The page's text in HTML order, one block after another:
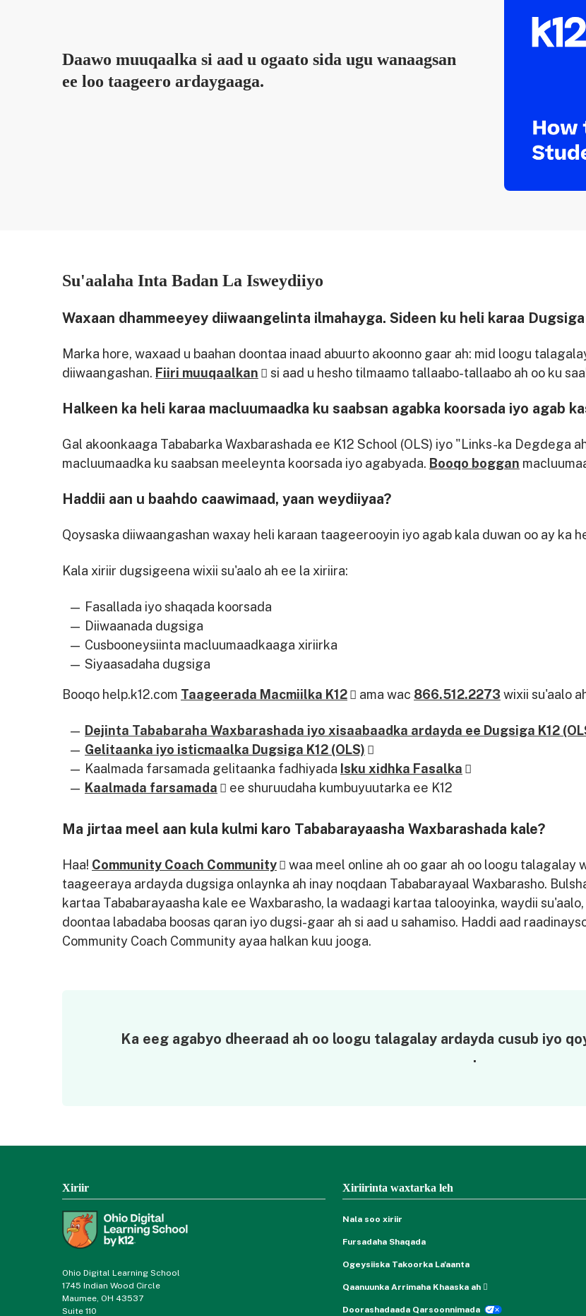
Daawo muuqaalka si aad u ogaato sida ugu wanaagsan
ee loo taageero ardaygaaga.
Su'aalaha Inta Badan La Isweydiiyo
Waxaan dhammeeyey diiwaangelinta ilmahayga. Sideen ku heli karaa Dugsiga
Marka hore, waxaad u baahan doontaa inaad abuurto akoonno gaar ah: mid loogu
diiwaangashan. Fiiri muuqaalkan si aad u hesho tilmaamo tallaabo-tallaabo ah oo ku
Halkeen ka heli karaa macluumaadka ku saabsan agabka koorsada iyo agab
Gal akoonkaaga Tababarka Waxbarashada ee K12 School (OLS) iyo "Links-ka Degdega
macluumaadka ku saabsan meeleynta koorsada iyo agabyada. Booqo boggan
Haddii aan u baahdo caawimaad, yaan weydiiyaa?
Qoysaska diiwaangashan waxay heli karaan taageerooyin iyo agab kala duwan oo ay ka
Kala xiriir dugsigeena wixii su'aalo ah ee la xiriira:
Fasallada iyo shaqada koorsada
Diiwaanada dugsiga
Cusbooneysiinta macluumaadkaaga xiriirka
Siyaasadaha dugsiga
Booqo help.k12.com Taageerada Macmiilka K12 ama wac 866.512.2273 wixii su'aalo
Dejinta Tababaraha Waxbarashada iyo xisaabaadka ardayda ee Dugsiga K12
Gelitaanka iyo isticmaalka Dugsiga K12 (OLS)
Kaalmada farsamada gelitaanka fadhiyada Isku xidhka Fasalka
Kaalmada farsamada
ee shuruudaha kumbuyuutarka ee K12
Ma jirtaa meel aan kula kulmi karo Tababarayaasha Waxbarashada kale?
Haa! Community Coach Community
waa meel online ah oo gaar ah oo loogu talagalay
taageeraya ardayda dugsiga onlaynka ah inay noqdaan Tababarayaal Waxbarasho.
kartaa Tababarayaasha kale ee Waxbarasho, la wadaagi kartaa talooyinka, waydii
doontaa labadaba boosas qaran iyo dugsi-gaar ah si aad u sahamiso. Haddi aad
Community Coach Community ayaa halkan kuu jooga.
Ka eeg agabyo dheeraad ah oo loogu talagalay ardayda cusub iyo
.
Xiriir
Ohio Digital Learning School
1745 Indian Wood Circle
Maumee, OH 43537
Suite 110
Xiriirinta waxtarka leh
Nala soo xiriir
Fursadaha Shaqada
Ogeysiiska Takoorka La'aanta
Qaanuunka Arrimaha Khaaska ah
Doorashadaada Qarsoonnimada